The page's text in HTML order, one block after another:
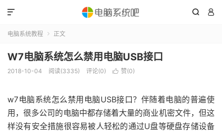
 

电脑系统教程  正文
W7电脑系统怎么禁用电脑USB接口
2018-10-04 阅读(3335) 评论(0)  赞(0)
w7电脑系统怎么禁用电脑USB接口？伴随着电脑的普遍使
用，很多公司的电脑中都存储着大量的商业机密文件，但这
样没有安全措施很容易被人轻松的通过U盘等硬盘存储设备